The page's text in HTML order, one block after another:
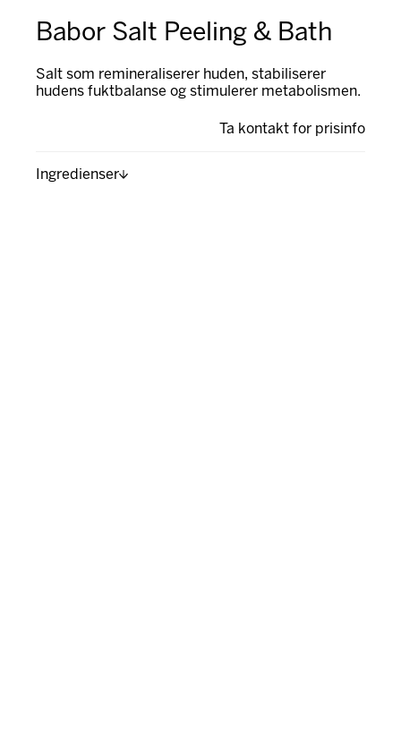
Babor Salt Peeling & Bath
Salt som remineraliserer huden, stabiliserer
hudens fuktbalanse og stimulerer metabolismen.
Ta kontakt for prisinfo
Ingredienser